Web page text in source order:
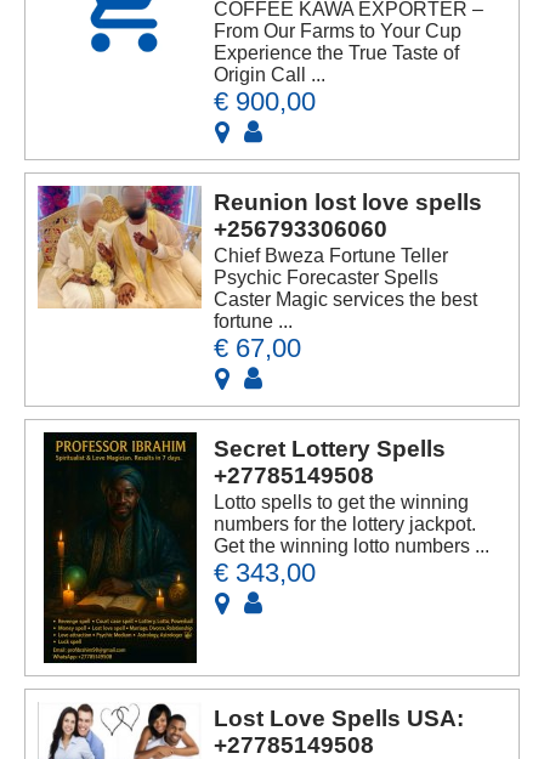
COFFEE KAWA EXPORTER –
From Our Farms to Your Cup
Experience the True Taste of
Origin Call ...
€ 900,00
Reunion lost love spells
+256793306060
Chief Bweza Fortune Teller
Psychic Forecaster Spells
Caster Magic services the best
fortune ...
€ 67,00
Secret Lottery Spells
+27785149508
Lotto spells to get the winning
numbers for the lottery jackpot.
Get the winning lotto numbers ...
€ 343,00
Lost Love Spells USA:
+27785149508